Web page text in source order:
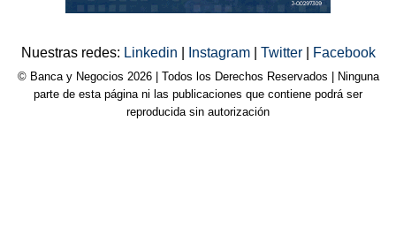
Nuestras redes: Linkedin Instagram Twitter Facebook
© Banca y Negocios 2026 | Todos los Derechos Reservados | Ninguna
parte de esta página ni las publicaciones que contiene podrá ser
reproducida sin autorización